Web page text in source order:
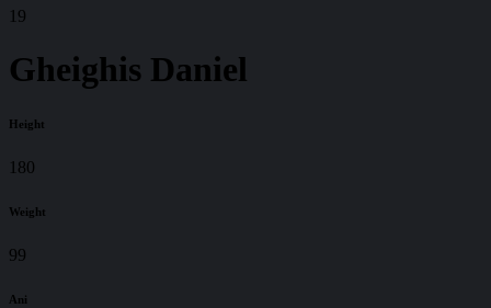
19
Gheighis Daniel
Height
180
Weight
99
Ani